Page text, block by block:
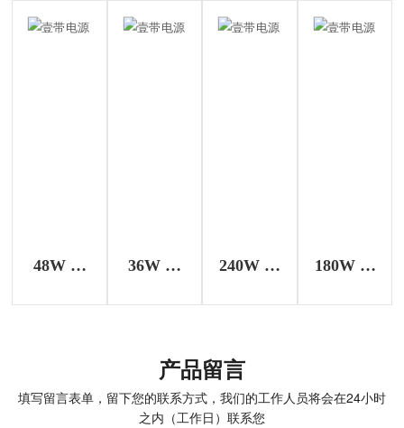
48W 氮
器
36W 氮
电源适配
器
240W 氮
配器
180W 氮
产品留言
填写留言表单，留下您的联系方式，我们的工作人员将会在24小时
之内（工作日）联系您